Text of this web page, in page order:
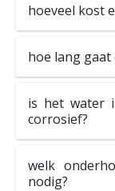
hoeveel kost
hoe lang
is het water
corrosief?
welk
nodig?